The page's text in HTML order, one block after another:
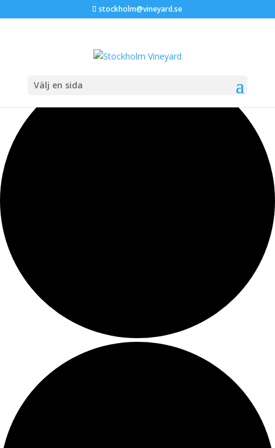
stockholm@vineyard.se
Välj en sida
42 evenemang har hittats.